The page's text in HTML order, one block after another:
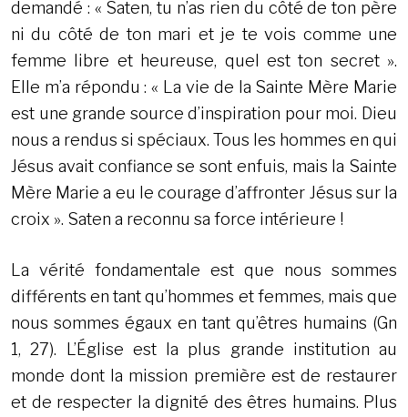
demandé : « Saten, tu n’as rien du côté de ton père
ni du côté de ton mari et je te vois comme une
femme libre et heureuse, quel est ton secret ».
Elle m’a répondu : « La vie de la Sainte Mère Marie
est une grande source d’inspiration pour moi. Dieu
nous a rendus si spéciaux. Tous les hommes en qui
Jésus avait confiance se sont enfuis, mais la Sainte
Mère Marie a eu le courage d’affronter Jésus sur la
croix ». Saten a reconnu sa force intérieure !
La vérité fondamentale est que nous sommes
différents en tant qu’hommes et femmes, mais que
nous sommes égaux en tant qu’êtres humains (Gn
1, 27). L’Église est la plus grande institution au
monde dont la mission première est de restaurer
et de respecter la dignité des êtres humains. Plus